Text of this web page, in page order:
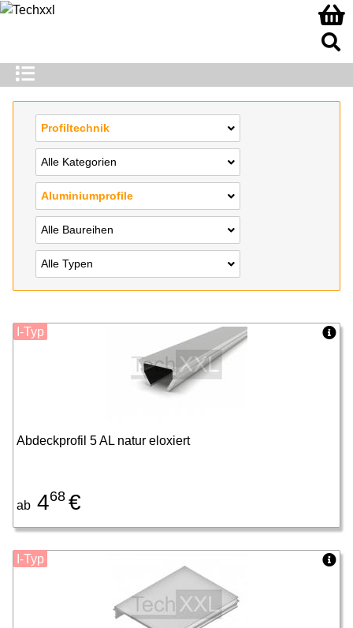
Profiltechnik
Alle Kategorien
Aluminiumprofile
Alle Baureihen
Alle Typen
Abdeckprofil 5 AL natur eloxiert
ab 468 €
I-Typ
I-Typ